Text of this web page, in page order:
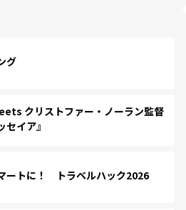
グ
クリストファー・ノーラン監督
イア』
ートに！ トラベルハック2026